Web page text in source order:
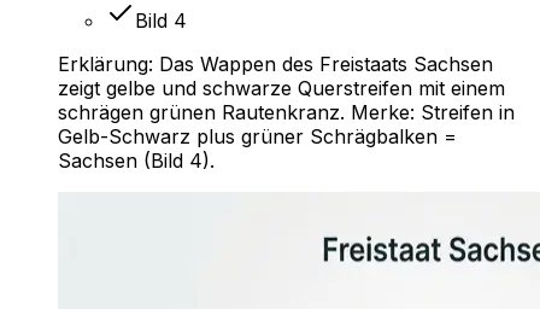
Bild 4
Erklärung: Das Wappen des Freistaats Sachsen
zeigt gelbe und schwarze Querstreifen mit einem
schrägen grünen Rautenkranz. Merke: Streifen in
Gelb-Schwarz plus grüner Schrägbalken =
Sachsen (Bild 4).